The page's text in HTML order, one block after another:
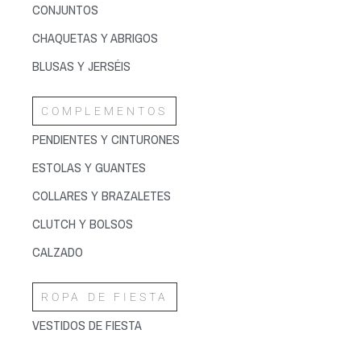
CONJUNTOS
CHAQUETAS Y ABRIGOS
BLUSAS Y JERSÉIS
COMPLEMENTOS
PENDIENTES Y CINTURONES
ESTOLAS Y GUANTES
COLLARES Y BRAZALETES
CLUTCH Y BOLSOS
CALZADO
ROPA DE FIESTA
VESTIDOS DE FIESTA